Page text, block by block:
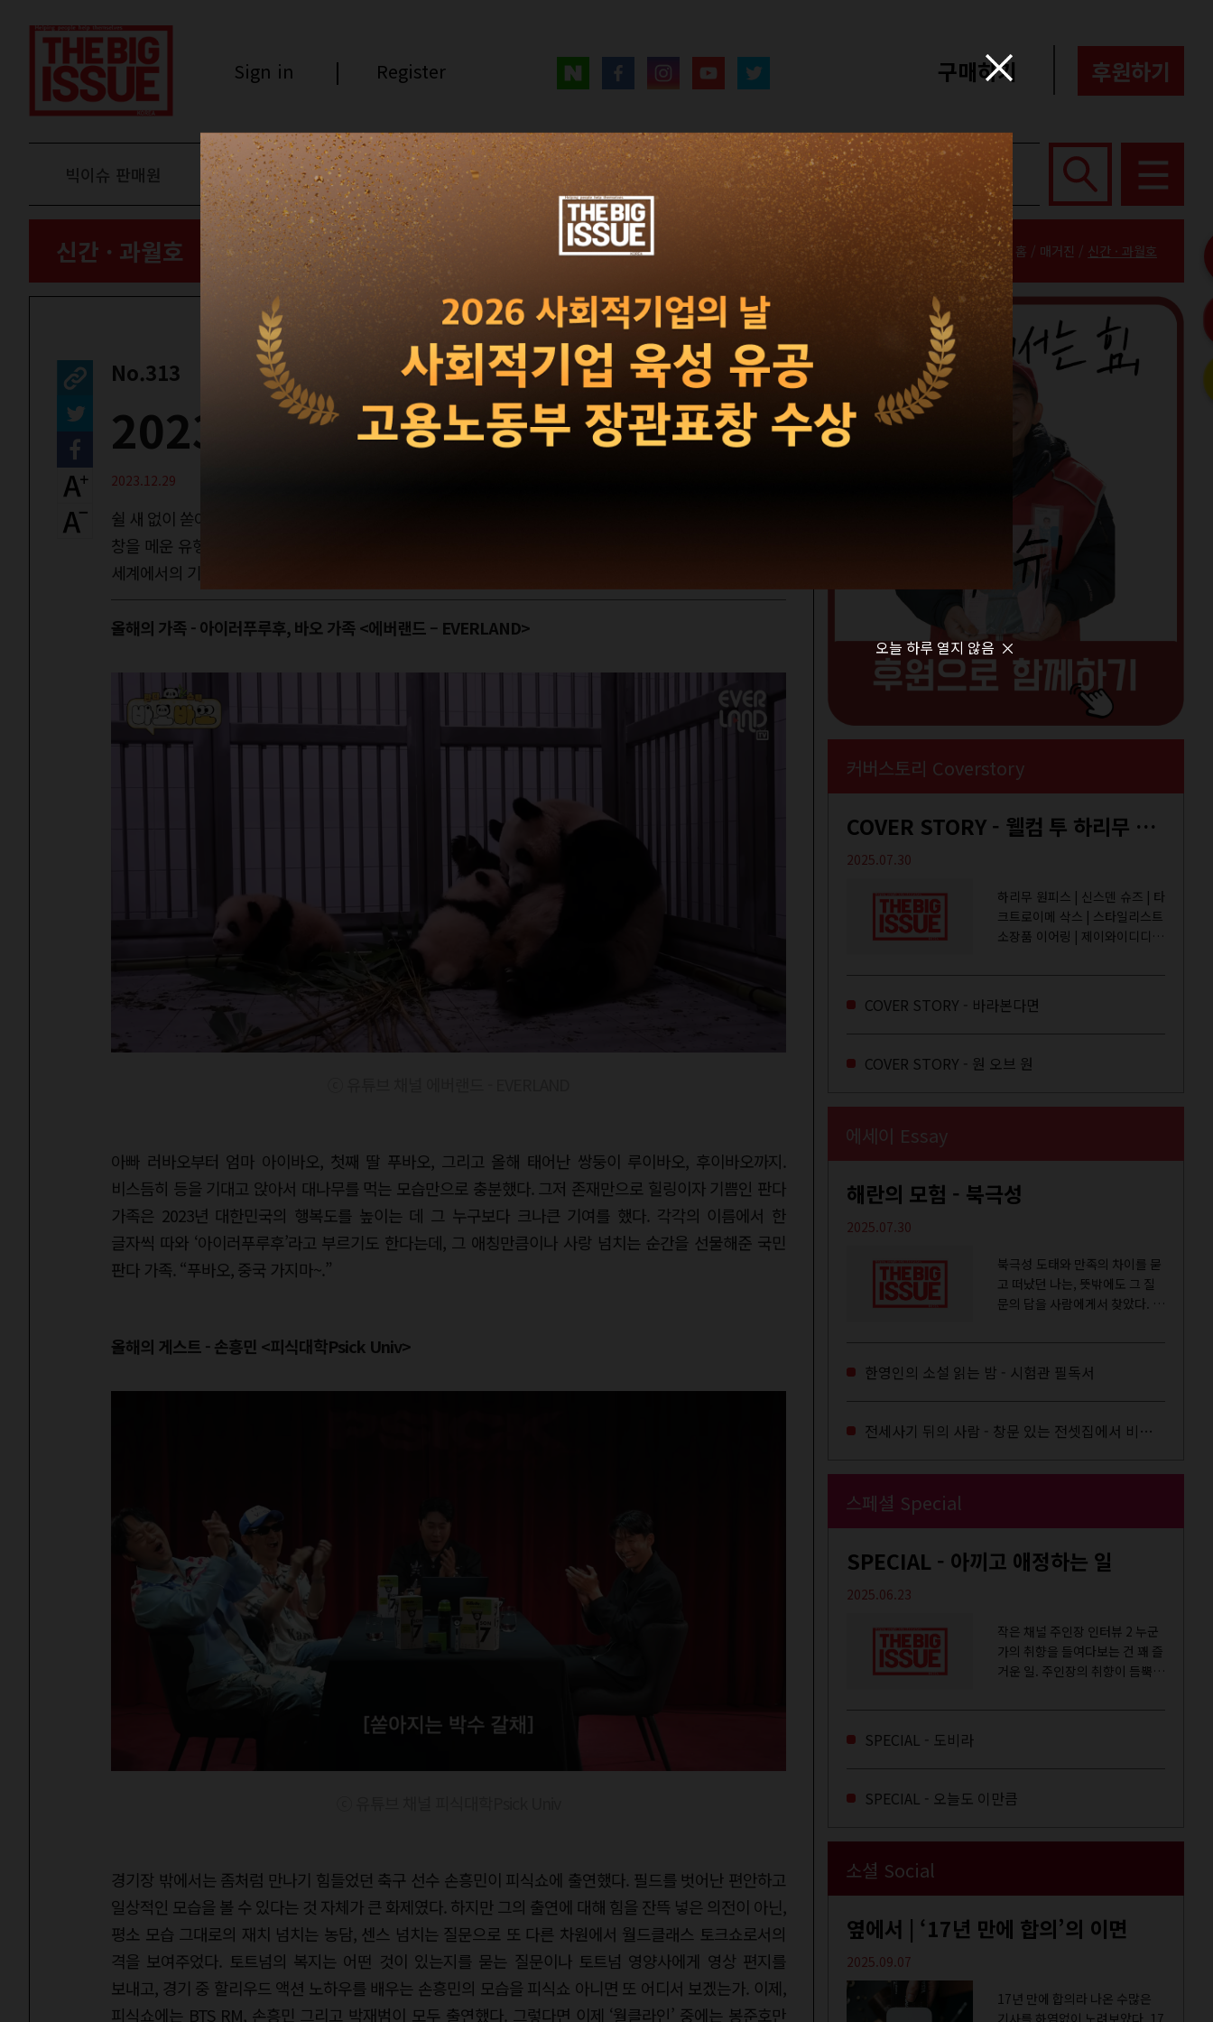
Sign in Register 구매하기 후원하기
빅이슈 판매원 후원하기 매거진 광고 · 제휴 빅이슈 서포터즈 About
신간 · 과월호 홈 / 매거진 / 신간 · 과월호
No.313
2023, 유튜브에서 보낸 한때 (1)
2023.12.29
쉴 새 없이 쏟아지는 새로운 영상, 화제의 밈, 하루아침에 스타가 되었다가 얼마 못 가 사라지는 사람들, 댓글
창을 메운 유행어… 올 한 해도 유튜브 속 세계는 참 바쁘게 흘러갔다. 2023년의 끝, 문득 돌아보는 유튜브
세계에서의 기억할 만한 한때.
올해의 가족 - 아이러푸루후, 바오 가족 <에버랜드 – EVERLAND>
아빠 러바오부터 엄마 아이바오, 첫째 딸 푸바오, 그리고 올해 태어난 쌍둥이 루이바오, 후이바오까지.
비스듬히 등을 기대고 앉아서 대나무를 먹는 모습만으로 충분했다. 그저 존재만으로 힐링이자 기쁨인 판다
가족은 2023년 대한민국의 행복도를 높이는 데 그 누구보다 크나큰 기여를 했다. 각각의 이름에서 한
글자씩 따와 ‘아이러푸루후’라고 부르기도 한다는데, 그 애칭만큼이나 사랑 넘치는 순간을 선물해준 국민
판다 가족. “푸바오, 중국 가지마~.”
올해의 게스트 - 손흥민 <피식대학Psick Univ>
경기장 밖에서는 좀처럼 만나기 힘들었던 축구 선수 손흥민이 피식쇼에 출연했다. 필드를 벗어난 편안하고
일상적인 모습을 볼 수 있다는 것 자체가 큰 화제였다. 하지만 그의 출연에 대해 힘을 잔뜩 넣은 의전이 아닌,
평소 모습 그대로의 재치 넘치는 농담, 센스 넘치는 질문으로 또 다른 차원에서 월드클래스 토크쇼로서의
격을 보여주었다. 토트넘의 복지는 어떤 것이 있는지를 묻는 질문이나 토트넘 영양사에게 영상 편지를
보내고, 경기 중 할리우드 액션 노하우를 배우는 손흥민의 모습을 피식쇼 아니면 또 어디서 보겠는가. 이제,
피식쇼에는 BTS RM, 손흥민 그리고 박재범이 모두 출연했다. 그렇다면 이제 ‘월클라인’ 중에는 봉준호만
커버스토리 Coverstory
COVER STORY - 웰컴 투 하리무 월드
2025.07.30
하리무 원피스 | 신스덴 슈즈 | 타
크트로이메 삭스 | 스타일리스트
소장품 이어링 | 제이와이디디엠
주와...
COVER STORY - 바라본다면
COVER STORY - 원 오브 원
에세이 Essay
해란의 모험 - 북극성
2025.07.30
북극성 도태와 만족의 차이를 묻
고 떠났던 나는, 뜻밖에도 그 질
문의 답을 사람에게서 찾았다. 내
한영인의 소설 읽는 밤 - 시험관 필독서
전세사기 뒤의 사람 - 창문 있는 전셋집에서 비로소 겨울 이불을 샀다
스페셜 Special
SPECIAL - 아끼고 애정하는 일
2025.06.23
작은 채널 주인장 인터뷰 2 누군
가의 취향을 들여다보는 건 꽤 즐
거운 일. 주인장의 취향이 듬뿍
SPECIAL - 도비라
SPECIAL - 오늘도 이만큼
소셜 Social
옆에서 | ‘17년 만에 합의’의 이면
2025.09.07
17년 만에 합의라 나온 수많은
오늘 하루 열지 않음